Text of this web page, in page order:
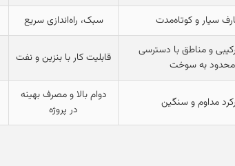
سیار و کوتاه‌مدت سبک، راه‌اندازی سریع
و مناطق با دسترسی
محدود به سوخت
قابلیت کار با بنزین و نفت
مداوم و سنگین
دوام بالا و مصرف بهینه
در پروژه